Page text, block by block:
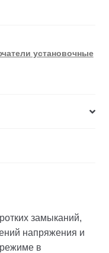
установочные
замыканий,
напряжения и
в